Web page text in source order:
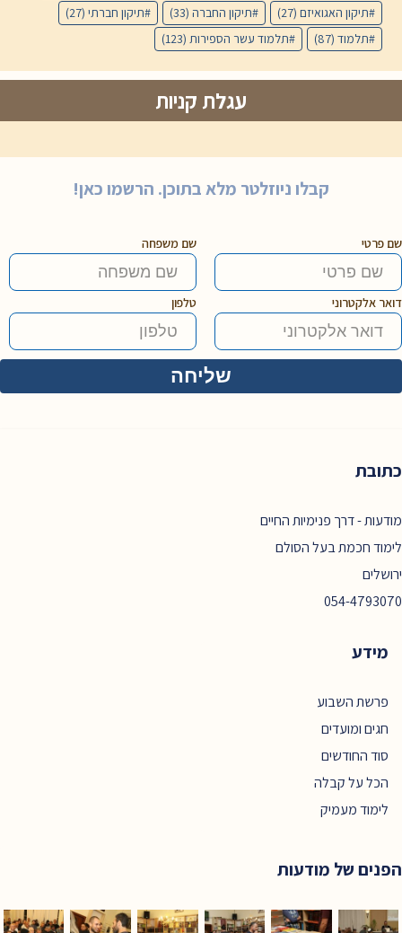
תיקון האגואיזם (27) תיקון החברה (33) תיקון חברתי (27)
תלמוד (87) תלמוד עשר הספירות (123)
עגלת קניות
קבלו ניוזלטר מלא בתוכן. הרשמו כאן!
שם פרטי שם משפחה
דואר אלקטרוני טלפון
כתובת
מודעות - דרך פנימיות החיים
לימוד חכמת בעל הסולם
ירושלים
054-4793070
מידע
פרשת השבוע
חגים ומועדים
סוד החודשים
הכל על קבלה
לימוד מעמיק
הפנים של מודעות